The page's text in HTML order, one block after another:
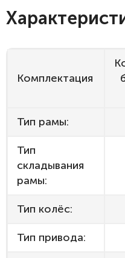
Комплектация
Тип рамы:
Тип
складывания
рамы:
Тип колёс:
Тип привода: